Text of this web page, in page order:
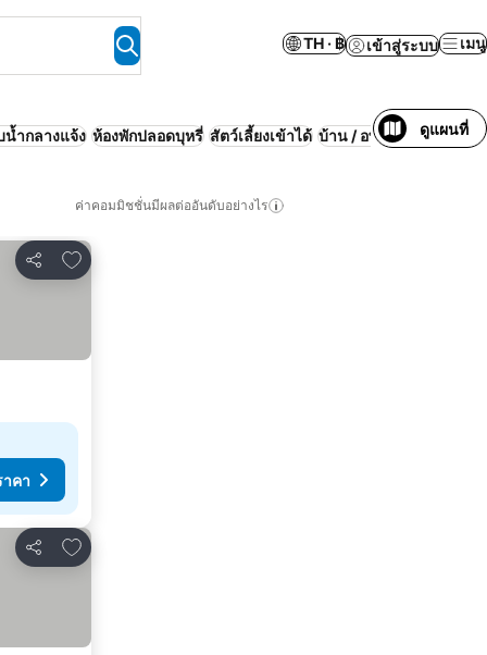
TH · ฿ เข้าสู่ระบบ เมนู
น้ำกลางแจ้ง ห้องพักปลอดบุหรี่ สัตว์เลี้ยงเข้าได้ บ้าน / อพาร์ทเมนท์ทั้งหลัง
ดูแผนที่
ค่าคอมมิชชั่นมีผลต่ออันดับอย่างไร
แชร์
เพิ่มในรายการโปรด
คา
แชร์
เพิ่มในรายการโปรด